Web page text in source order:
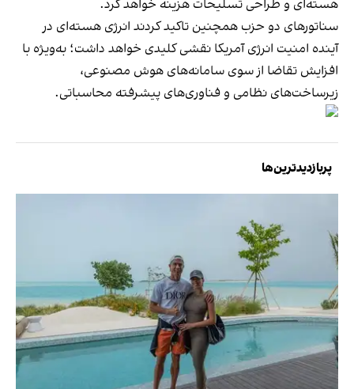
هسته‌ای و طراحی تسلیحات هزینه خواهد کرد.
سناتورهای دو حزب همچنین تاکید کردند انرژی هسته‌ای در
آینده امنیت انرژی آمریکا نقشی کلیدی خواهد داشت؛ به‌ویژه با
افزایش تقاضا از سوی سامانه‌های هوش مصنوعی،
زیرساخت‌های نظامی و فناوری‌های پیشرفته محاسباتی.
پربازدیدترین‌ها